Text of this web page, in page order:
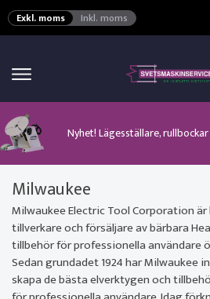
Exkl. moms Inkl. moms
Klicka här för att se alla våra
Här kan man hitta ett urval av
Nyhet! Lägesställare,
Nyhet! Tig-svets från
Nyhet! Tig-svets Minarc T
Nyhet! Nya PAPR-
Nyhet! MinarcMig 190 Auto och
Milwaukee
Milwaukee Electric Tool Corporation
tillverkare och försäljare av bärbara
tillbehör för professionella användare
Sedan grundadet 1924 har Milwaukee
skapa de bästa elverktygen och
VISA VARUKORGEN